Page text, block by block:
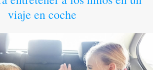
viaje en coche